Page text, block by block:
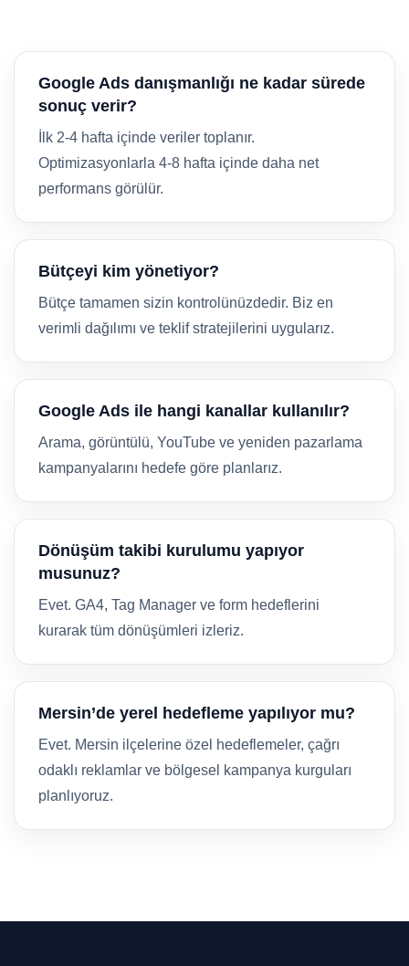
Google Ads danışmanlığı ne kadar sürede
sonuç verir?
İlk 2-4 hafta içinde veriler toplanır.
Optimizasyonlarla 4-8 hafta içinde daha net
performans görülür.
Bütçeyi kim yönetiyor?
Bütçe tamamen sizin kontrolünüzdedir. Biz en
verimli dağılımı ve teklif stratejilerini uygularız.
Google Ads ile hangi kanallar kullanılır?
Arama, görüntülü, YouTube ve yeniden pazarlama
kampanyalarını hedefe göre planlarız.
Dönüşüm takibi kurulumu yapıyor
musunuz?
Evet. GA4, Tag Manager ve form hedeflerini
kurarak tüm dönüşümleri izleriz.
Mersin’de yerel hedefleme yapılıyor mu?
Evet. Mersin ilçelerine özel hedeflemeler, çağrı
odaklı reklamlar ve bölgesel kampanya kurguları
planlıyoruz.